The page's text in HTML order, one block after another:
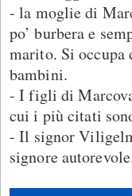
- la moglie di
po’ burbera e
marito. Si occupa
bambini.
- I figli di
cui i più citati
- Il signor
signore